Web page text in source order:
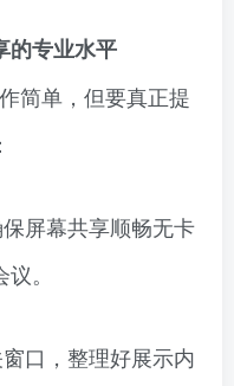
的专业水平
简单，但要真正提
屏幕共享顺畅无卡
。
口，整理好展示内